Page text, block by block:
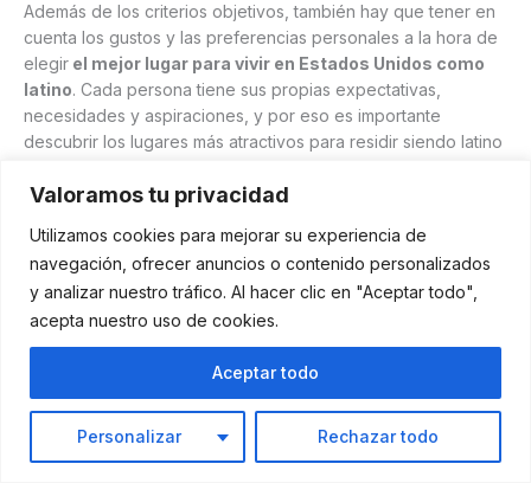
Valoramos tu privacidad
Utilizamos cookies para mejorar su experiencia de
navegación, ofrecer anuncios o contenido personalizados
y analizar nuestro tráfico. Al hacer clic en "Aceptar todo",
acepta nuestro uso de cookies.
Personalizar Rechazar todo
Aceptar todo
Además de los criterios objetivos, también hay que tener en
cuenta los gustos y las preferencias personales a la hora de
elegir el mejor lugar para vivir en Estados Unidos como
latino. Cada persona tiene sus propias expectativas,
necesidades y aspiraciones, y por eso es importante
descubrir los lugares más atractivos para residir siendo latino